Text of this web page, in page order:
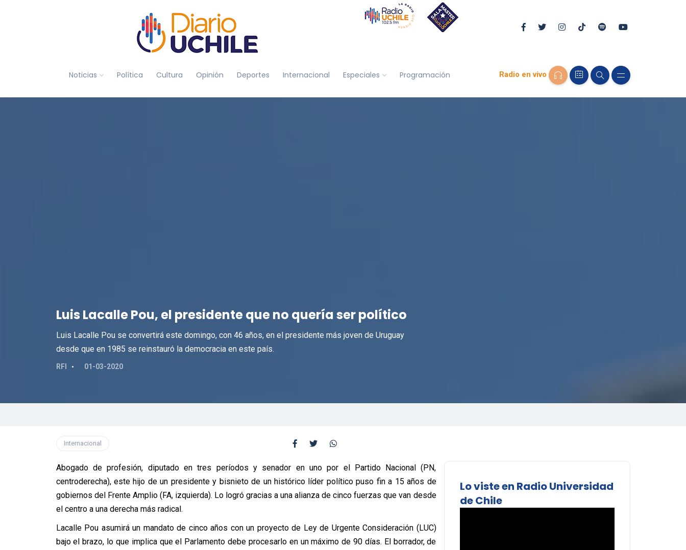
Noticias Política Cultura Opinión Deportes Internacional Especiales Programación Radio en vivo
Luis Lacalle Pou, el presidente que no quería ser político
Luis Lacalle Pou se convertirá este domingo, con 46 años, en el presidente más joven de Uruguay
desde que en 1985 se reinstauró la democracia en este país.
RFI 01-03-2020
Internacional
Abogado de profesión, diputado en tres períodos y senador en uno por el Partido Nacional (PN,
centroderecha), este hijo de un presidente y bisnieto de un histórico líder político puso fin a 15 años de
gobiernos del Frente Amplio (FA, izquierda). Lo logró gracias a una alianza de cinco fuerzas que van desde
el centro a una derecha más radical.
Lacalle Pou asumirá un mandato de cinco años con un proyecto de Ley de Urgente Consideración (LUC)
bajo el brazo, lo que implica que el Parlamento debe procesarlo en un máximo de 90 días. El borrador, de
Lo viste en Radio Universidad
de Chile